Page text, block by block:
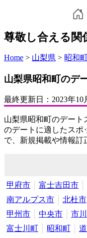
尊敬し合える関
Home > 山梨県 > 昭和
山梨県昭和町のデ
最終更新日： 2023年10
山梨県昭和町のデート
のデートに適したスポ
で、新規掲載や情報訂
甲府市 富士吉田市
南アルプス市
北杜市
甲州市
中央市 市
富士川町
昭和町